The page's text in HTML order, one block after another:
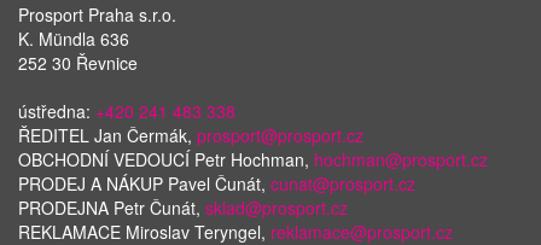
Prosport Praha s.r.o.
K. Mündla 636
252 30 Řevnice
ústředna: +420 241 483 338
ŘEDITEL Jan Čermák, prosport@prosport.cz
OBCHODNÍ VEDOUCÍ Petr Hochman, hochman@prosport.cz
PRODEJ A NÁKUP Pavel Čunát, cunat@prosport.cz
PRODEJNA Petr Čunát, sklad@prosport.cz
REKLAMACE Miroslav Teryngel, reklamace@prosport.cz